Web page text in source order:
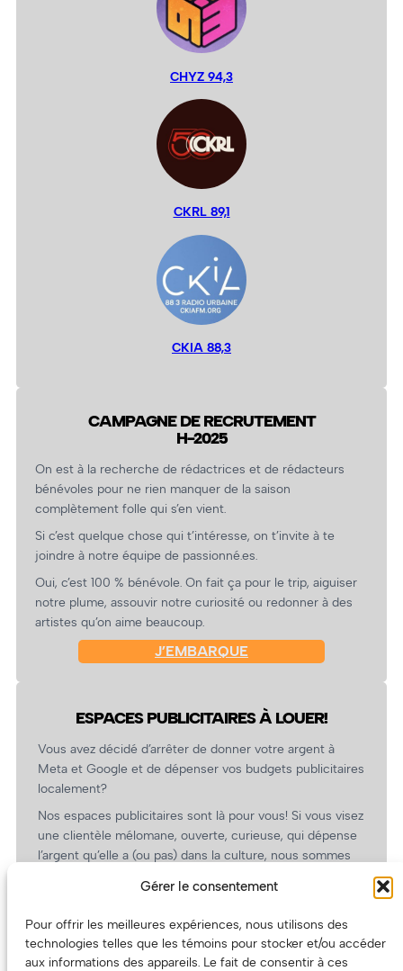
Gérer le consentement
Pour offrir les meilleures expériences, nous utilisons des
technologies telles que les témoins pour stocker et/ou accéder
aux informations des appareils. Le fait de consentir à ces
CHYZ 94,3
CKRL 89,1
CKIA 88,3
CAMPAGNE DE RECRUTEMENT
H-2025
On est à la recherche de rédactrices et de rédacteurs
bénévoles pour ne rien manquer de la saison
complètement folle qui s’en vient.
Si c’est quelque chose qui t’intéresse, on t’invite à te
joindre à notre équipe de passionné.es.
Oui, c’est 100 % bénévole. On fait ça pour le trip, aiguiser
notre plume, assouvir notre curiosité ou redonner à des
artistes qu’on aime beaucoup.
J’EMBARQUE
ESPACES PUBLICITAIRES À LOUER!
Vous avez décidé d’arrêter de donner votre argent à
Meta et Google et de dépenser vos budgets publicitaires
localement?
Nos espaces publicitaires sont là pour vous! Si vous visez
une clientèle mélomane, ouverte, curieuse, qui dépense
l’argent qu’elle a (ou pas) dans la culture, nous sommes
revient.
(Oui, on va avoir des tarifs spéciaux pour vous, les